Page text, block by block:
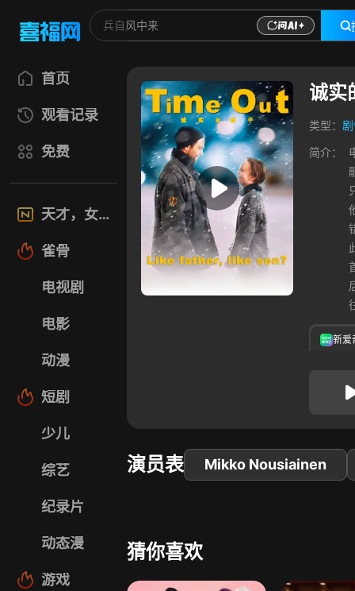
首页
观看记录
免费
天才，女友
雀骨
电视剧
电影
动漫
短剧
少儿
综艺
纪录片
动态漫
游戏
诚实
类型：
简介：
新爱
演员表 Mikko Nousiainen
猜你喜欢